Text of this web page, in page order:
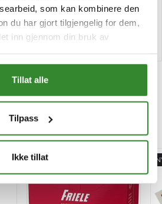
som kan kombinere den
du har gjort tilgjengelig for dem,
inn gjennom din bruk av
Tillat alle
Tilpass
Ikke tillat
Tilgjengelig
Kjøp